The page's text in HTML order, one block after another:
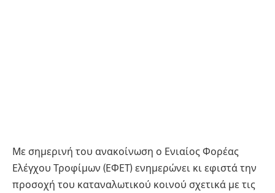
Με σημερινή του ανακοίνωση ο Ενιαίος Φορέας
Ελέγχου Τροφίμων (ΕΦΕΤ) ενημερώνει κι εφιστά την
προσοχή του καταναλωτικού κοινού σχετικά με τις